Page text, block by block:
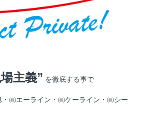
主義” を徹底する事で
㈱エーライン・㈱ケーライン・㈱シー